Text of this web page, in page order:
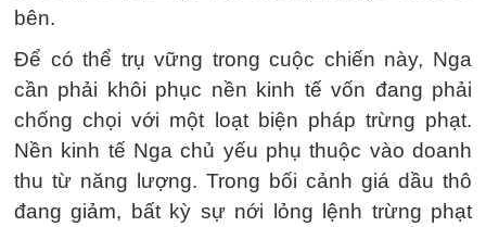
bên.
Để có thể trụ vững trong cuộc chiến này, Nga
cần phải khôi phục nền kinh tế vốn đang phải
chống chọi với một loạt biện pháp trừng phạt.
Nền kinh tế Nga chủ yếu phụ thuộc vào doanh
thu từ năng lượng. Trong bối cảnh giá dầu thô
đang giảm, bất kỳ sự nới lỏng lệnh trừng phạt